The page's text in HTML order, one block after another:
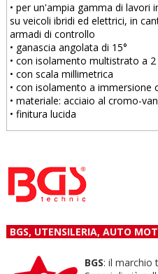
• per un'ampia gamma di lavori
su veicoli ibridi ed elettrici, in
armadi di controllo
• ganascia angolata di 15°
• con isolamento multistrato a
• con scala millimetrica
• con isolamento a immersione
• materiale: acciaio al cromo-
• finitura lucida
BGS, UTENSILERIA, AUTO
BGS: il marchio